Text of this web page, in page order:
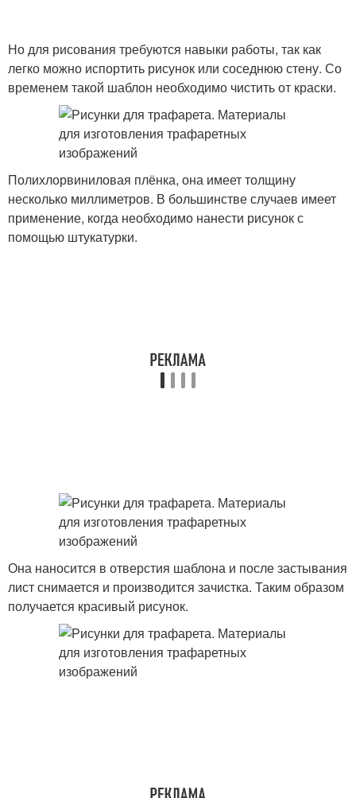
Но для рисования требуются навыки работы, так как
легко можно испортить рисунок или соседнюю стену. Со
временем такой шаблон необходимо чистить от краски.
Полихлорвиниловая плёнка, она имеет толщину
несколько миллиметров. В большинстве случаев имеет
применение, когда необходимо нанести рисунок с
помощью штукатурки.
Она наносится в отверстия шаблона и после застывания
лист снимается и производится зачистка. Таким образом
получается красивый рисунок.